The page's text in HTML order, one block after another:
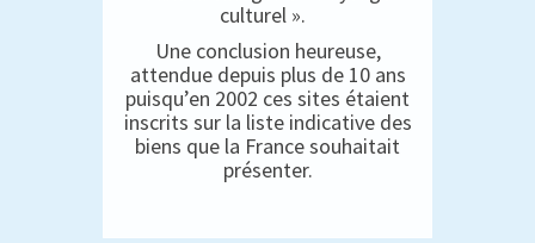
culturel ».
Une conclusion heureuse,
attendue depuis plus de 10 ans
puisqu’en 2002 ces sites étaient
inscrits sur la liste indicative des
biens que la France souhaitait
présenter.